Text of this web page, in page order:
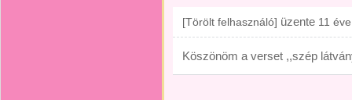
[Törölt felhasználó] üzente 11 éve
Köszönöm a verset ,,szép